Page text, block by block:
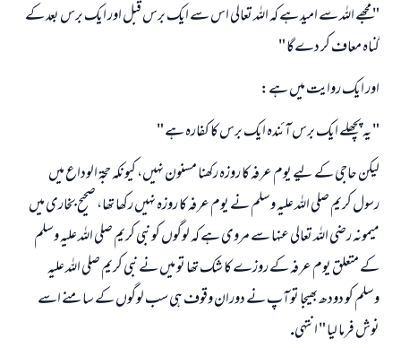
" مجھے اللہ سے اميد ہے كہ اللہ تعالى اس سے ايك برس قبل اور ايك برس بعد كے
گناہ معاف كر دےگا "
اور ايك روايت ميں ہے:
" يہ پچھلے ايك برس آئندہ ايك برس كا كفارہ ہے "
ليكن حاجى كے ليے يوم عرفہ كا روزہ ركھنا مسنون نہيں، كيونكہ حجۃ الوداع ميں
رسول كريم صلى اللہ عليہ وسلم نے يوم عرفہ كا روزہ نہيں ركھا تھا، صحيح بخارى ميں
ميمونہ رضى اللہ تعالى عنہا سے مروى ہے كہ لوگوں كو نبى كريم صلى اللہ عليہ وسلم
كے متعلق يوم عرفہ كے روزے كا شك تھا تو ميں نے نبى كريم صلى اللہ عليہ
وسلم كو دودھ بھيجا تو آپ نے دوران وقوف ہى سب لوگوں كے سامنے اسے
نوش فرما ليا " انتہى.